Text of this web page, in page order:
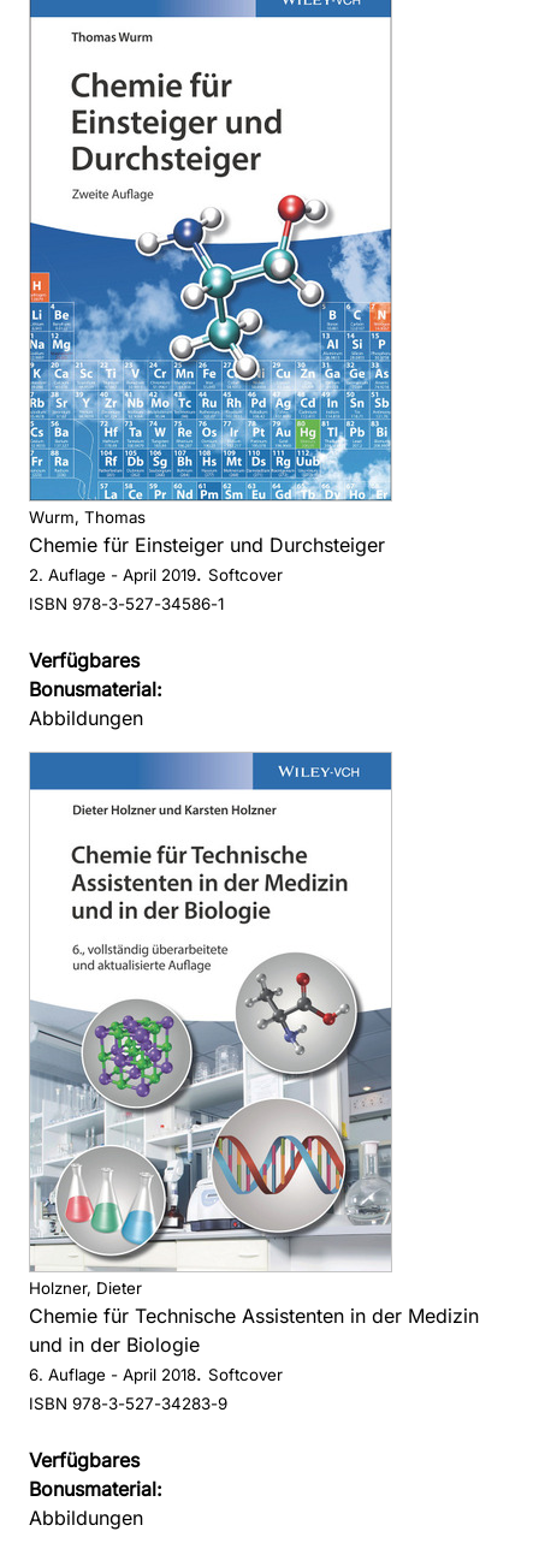
Wurm, Thomas
Chemie für Einsteiger und Durchsteiger
2. Auflage - April 2019. Softcover
ISBN 978-3-527-34586-1
Verfügbares
Bonusmaterial:
Abbildungen
Holzner, Dieter
Chemie für Technische Assistenten in der Medizin
und in der Biologie
6. Auflage - April 2018. Softcover
ISBN 978-3-527-34283-9
Verfügbares
Bonusmaterial:
Abbildungen